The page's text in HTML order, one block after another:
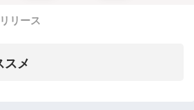
リース
スメ